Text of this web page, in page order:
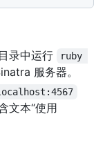
录中运行
ruby
服务器。
文本“使用